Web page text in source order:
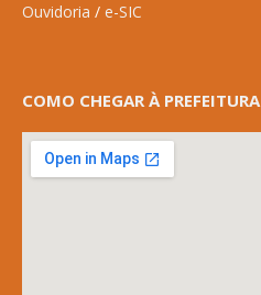
Ouvidoria / e-SIC
COMO CHEGAR À PREFEITURA